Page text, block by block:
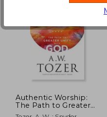
Authentic Worship:
The Path to Greater
Unity With god (en